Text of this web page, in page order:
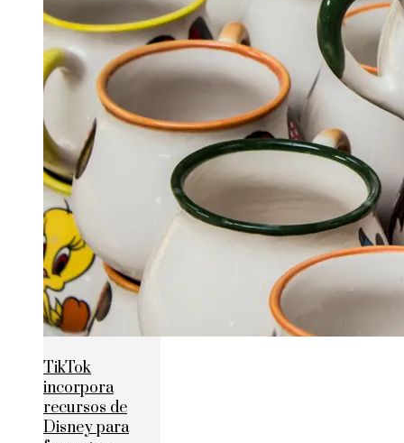
TikTok
incorpora
recursos de
Disney para